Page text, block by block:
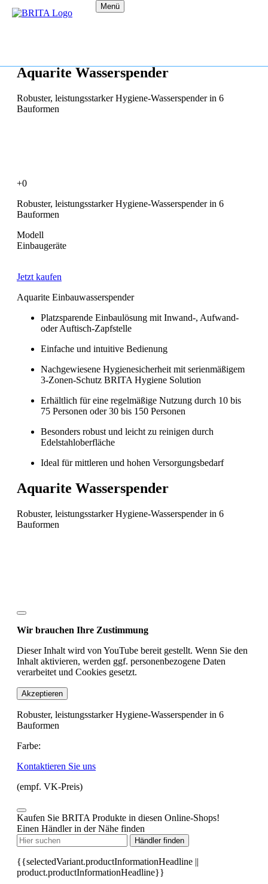
Menü
Aquarite Wasserspender
Robuster, leistungsstarker Hygiene-Wasserspender in 6
Bauformen
+0
Robuster, leistungsstarker Hygiene-Wasserspender in 6
Bauformen
Modell
Einbaugeräte
Jetzt kaufen
Aquarite Einbauwasserspender
Platzsparende Einbaulösung mit Inwand-, Aufwand-
oder Auftisch-Zapfstelle
Einfache und intuitive Bedienung
Nachgewiesene Hygienesicherheit mit serienmäßigem
3-Zonen-Schutz BRITA Hygiene Solution
Erhältlich für eine regelmäßige Nutzung durch 10 bis
75 Personen oder 30 bis 150 Personen
Besonders robust und leicht zu reinigen durch
Edelstahloberfläche
Ideal für mittleren und hohen Versorgungsbedarf
Aquarite Wasserspender
Robuster, leistungsstarker Hygiene-Wasserspender in 6
Bauformen
Wir brauchen Ihre Zustimmung
Dieser Inhalt wird von YouTube bereit gestellt. Wenn Sie den
Inhalt aktivieren, werden ggf. personenbezogene Daten
verarbeitet und Cookies gesetzt.
Akzeptieren
Robuster, leistungsstarker Hygiene-Wasserspender in 6
Bauformen
Farbe:
Kontaktieren Sie uns
(empf. VK-Preis)
Kaufen Sie BRITA Produkte in diesen Online-Shops!
Einen Händler in der Nähe finden
Händler finden
{{selectedVariant.productInformationHeadline ||
product.productInformationHeadline}}